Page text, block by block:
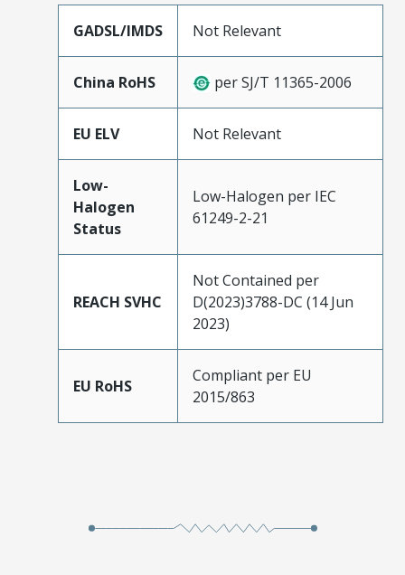
GADSL/IMDS Not Relevant
China RoHS per SJ/T 11365-2006
EU ELV Not Relevant
Low-
Halogen
Status
Low-Halogen per IEC
61249-2-21
REACH SVHC
Not Contained per
D(2023)3788-DC (14 Jun
2023)
EU RoHS
Compliant per EU
2015/863